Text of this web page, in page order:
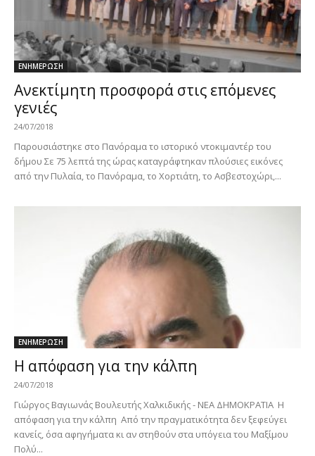
ΕΝΗΜΕΡΩΣΗ
Ανεκτίμητη προσφορά στις επόμενες
γενιές
24/07/2018
Παρουσιάστηκε στο Πανόραμα το ιστορικό ντοκιμαντέρ του
δήμου Σε 75 λεπτά της ώρας καταγράφτηκαν πλούσιες εικόνες
από την Πυλαία, το Πανόραμα, το Χορτιάτη, το Ασβεστοχώρι,...
ΕΝΗΜΕΡΩΣΗ
Η απόφαση για την κάλπη
24/07/2018
Γιώργος Βαγιωνάς Βουλευτής Χαλκιδικής - ΝΕΑ ΔΗΜΟΚΡΑΤΙΑ Η
απόφαση για την κάλπη Από την πραγματικότητα δεν ξεφεύγει
κανείς, όσα αφηγήματα κι αν στηθούν στα υπόγεια του Μαξίμου
Πολύ...